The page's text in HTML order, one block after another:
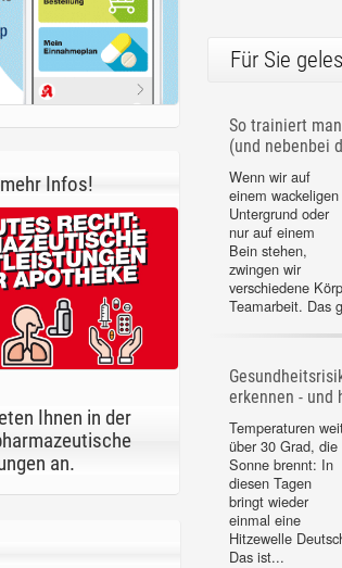
Infos!
Ihnen in der
an.
Für Sie
So trainiert
(und nebenbei
Wenn wir auf
einem wackeligen
Untergrund oder
nur auf einem
Bein stehen,
zwingen wir
verschiedene
Teamarbeit. Das
erkennen - und
Temperaturen
über 30 Grad, die
Sonne brennt: In
diesen Tagen
bringt wieder
einmal eine
Hitzewelle
Das ist...